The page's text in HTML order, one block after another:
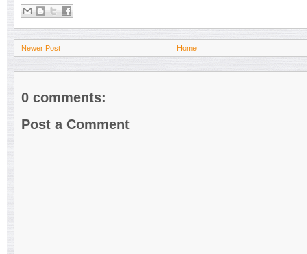
Newer Post Home
0 comments:
Post a Comment